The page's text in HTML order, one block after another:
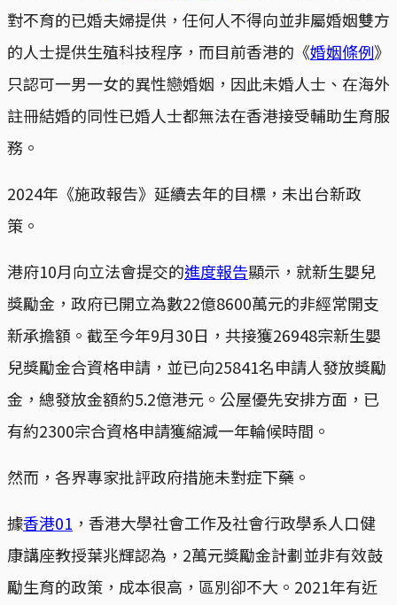
對不育的已婚夫婦提供，任何人不得向並非屬婚姻雙方
的人士提供生殖科技程序，而目前香港的《婚姻條例》
只認可一男一女的異性戀婚姻，因此未婚人士、在海外
註冊結婚的同性已婚人士都無法在香港接受輔助生育服
務。
2024年《施政報告》延續去年的目標，未出台新政
策。
港府10月向立法會提交的進度報告顯示，就新生嬰兒
獎勵金，政府已開立為數22億8600萬元的非經常開支
新承擔額。截至今年9月30日，共接獲26948宗新生嬰
兒獎勵金合資格申請，並已向25841名申請人發放獎勵
金，總發放金額約5.2億港元。公屋優先安排方面，已
有約2300宗合資格申請獲縮減一年輪候時間。
然而，各界專家批評政府措施未對症下藥。
據香港01 ，香港大學社會工作及社會行政學系人口健
康講座教授葉兆輝認為，2萬元獎勵金計劃並非有效鼓
勵生育的政策，成本很高，區別卻不大。2021年有近